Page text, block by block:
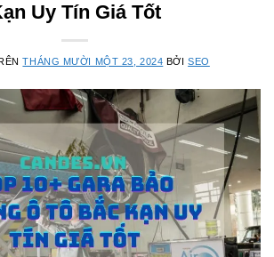
Uy Tín Giá Tốt
THÁNG MƯỜI MỘT 23, 2024 BỞISEO